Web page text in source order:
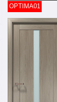
OPTIMA01